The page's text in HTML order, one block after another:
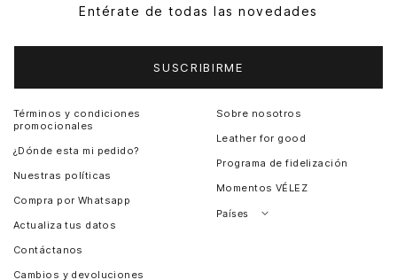
Entérate de todas las novedades
SUSCRIBIRME
Términos y condiciones
promocionales
¿Dónde esta mi pedido?
Nuestras políticas
Compra por Whatsapp
Actualiza tus datos
Contáctanos
Cambios y devoluciones
Sobre nosotros
Leather for good
Programa de fidelización
Momentos VÉLEZ
Países